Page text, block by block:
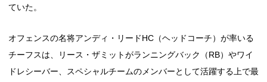
ていた。
オフェンスの名将アンディ・リードHC（ヘッドコーチ）が率いる
チーフスは、リース・ザミットがランニングバック（RB）やワイ
ドレシーバー、スペシャルチームのメンバーとして活躍する上で最